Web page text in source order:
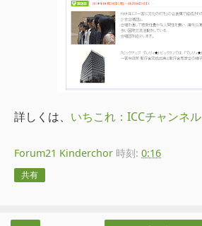
詳しくは、 いちこれ：ICCチャンネル
Forum21 Kinderchor 時刻: 0:16
共有